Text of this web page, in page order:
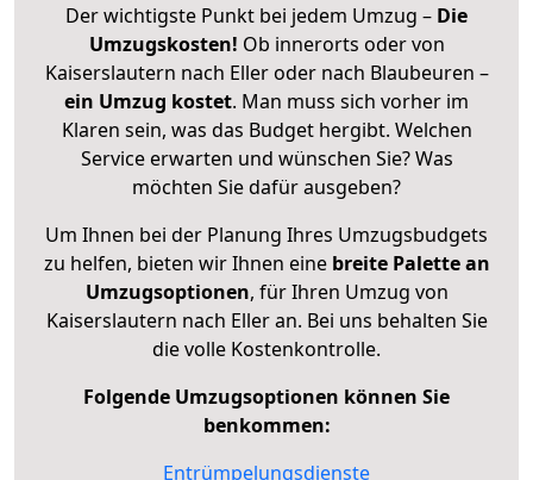
Der wichtigste Punkt bei jedem Umzug – Die
Umzugskosten! Ob innerorts oder von
Kaiserslautern nach Eller oder nach Blaubeuren –
ein Umzug kostet. Man muss sich vorher im
Klaren sein, was das Budget hergibt. Welchen
Service erwarten und wünschen Sie? Was
möchten Sie dafür ausgeben?
Um Ihnen bei der Planung Ihres Umzugsbudgets
zu helfen, bieten wir Ihnen eine breite Palette an
Umzugsoptionen, für Ihren Umzug von
Kaiserslautern nach Eller an. Bei uns behalten Sie
die volle Kostenkontrolle.
Folgende Umzugsoptionen können Sie
benkommen:
Entrümpelungsdienste